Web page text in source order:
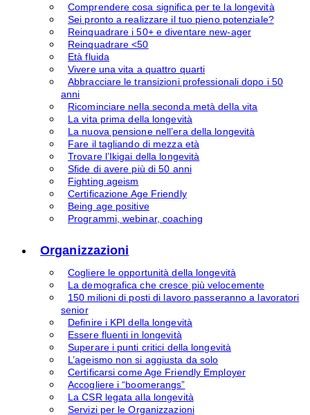
Comprendere cosa significa per te la longevità
Sei pronto a realizzare il tuo pieno potenziale?
Reinquadrare i 50+ e diventare new-ager
Reinquadrare <50
Età fluida
Vivere una vita a quattro quarti
Abbracciare le transizioni professionali dopo i 50
anni
Ricominciare nella seconda metà della vita
La vita prima della longevità
La nuova pensione nell’era della longevità
Fare il tagliando di mezza età
Trovare l’Ikigai della longevità
Sfide di avere più di 50 anni
Fighting ageism
Certificazione Age Friendly
Being age positive
Programmi, webinar, coaching
Organizzazioni
Cogliere le opportunità della longevità
La demografica che cresce più velocemente
150 milioni di posti di lavoro passeranno a lavoratori
senior
Definire i KPI della longevità
Essere fluenti in longevità
Superare i punti critici della longevità
L’ageismo non si aggiusta da solo
Certificarsi come Age Friendly Employer
Accogliere i “boomerangs”
La CSR legata alla longevità
Servizi per le Organizzazioni